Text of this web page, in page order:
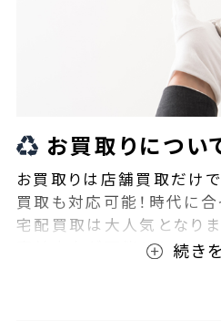
お買取りについ
お買取りは店舗買取だけ
買取も対応可能！時代に
宅配買取は大人気となり
事前査定が可能となってお